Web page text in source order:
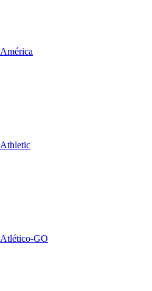
América
Athletic
Atlético-GO